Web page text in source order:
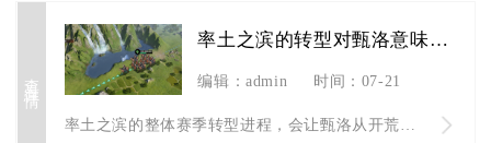
查看详情
率土之滨的转型对甄洛意味着什么
编辑：admin 时间：07-21